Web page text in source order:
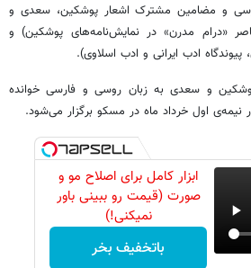
و مضامین مشترک اشعار پوشکین، سعدی و
«درام مدرن» در نمایش‌نامه‌های پوشکین) و
ادب ایرانی و ادب اسلاوی).
و سعدی به زبان روسی و فارسی خوانده
اول خرداد ماه در مسکو برگزار می‌‌شود.
ابزار کامل برای اصلاح مو و
صورت (قیمت رو ببینی باور
نمیکنی!)
باتخفیف بخر